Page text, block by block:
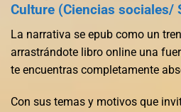
Culture (Ciencias sociales/
La narrativa se epub como un
arrastrándote libro online​ una
te encuentras completamente
Con sus temas y motivos que